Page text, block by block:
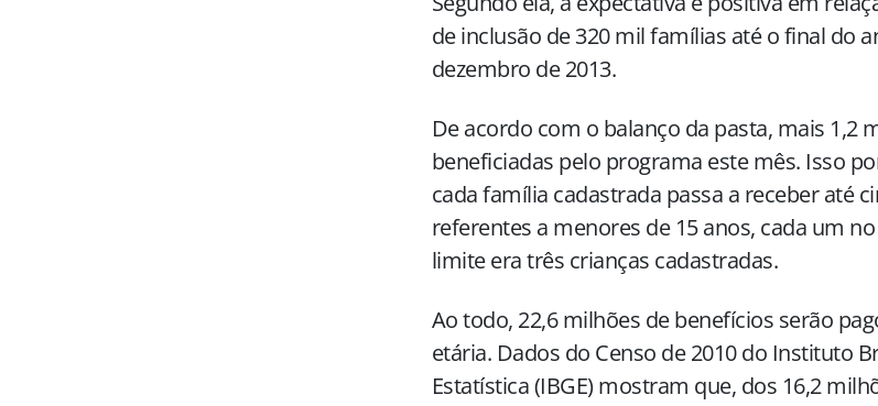
de inclusão de 320 mil famílias até o final do
dezembro de 2013.
De acordo com o balanço da pasta, mais 1,2
beneficiadas pelo programa este mês. Isso
cada família cadastrada passa a receber até
referentes a menores de 15 anos, cada um
limite era três crianças cadastradas.
Ao todo, 22,6 milhões de benefícios serão
etária. Dados do Censo de 2010 do Instituto
Estatística (IBGE) mostram que, dos 16,2